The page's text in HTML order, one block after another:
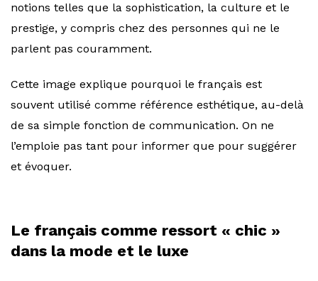
notions telles que la sophistication, la culture et le
prestige, y compris chez des personnes qui ne le
parlent pas couramment.
Cette image explique pourquoi le français est
souvent utilisé comme référence esthétique, au-delà
de sa simple fonction de communication. On ne
l’emploie pas tant pour informer que pour suggérer
et évoquer.
Le français comme ressort « chic »
dans la mode et le luxe